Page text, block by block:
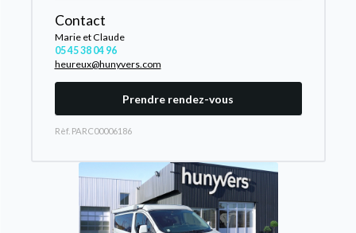
Contact
Marie et Claude
05 45 38 04 96
heureux@hunyvers.com
Prendre rendez-vous
Rèf. PARC00006186